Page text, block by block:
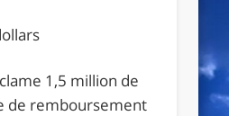
1,5 million de
de remboursement